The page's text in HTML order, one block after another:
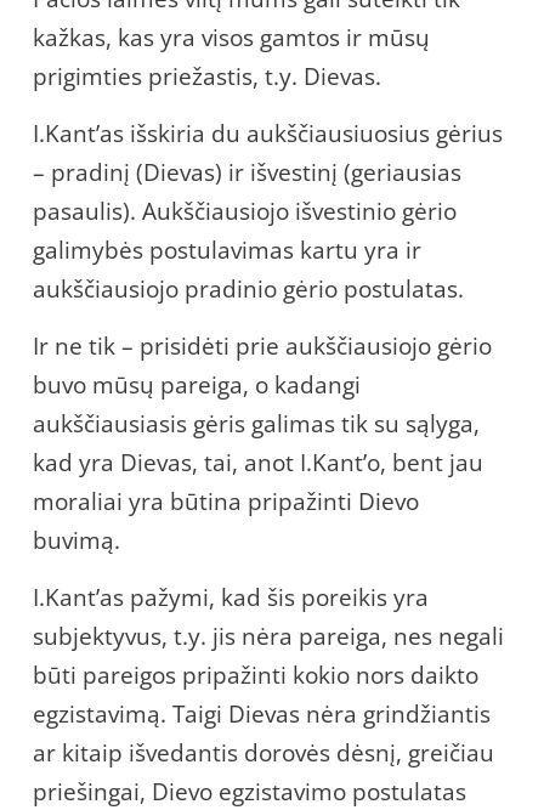
kažkas, kas yra visos gamtos ir mūsų
prigimties priežastis, t.y. Dievas.
I.Kant’as išskiria du aukščiausiuosius gėrius
– pradinį (Dievas) ir išvestinį (geriausias
pasaulis). Aukščiausiojo išvestinio gėrio
galimybės postulavimas kartu yra ir
aukščiausiojo pradinio gėrio postulatas.
Ir ne tik – prisidėti prie aukščiausiojo gėrio
buvo mūsų pareiga, o kadangi
aukščiausiasis gėris galimas tik su sąlyga,
kad yra Dievas, tai, anot I.Kant’o, bent jau
moraliai yra būtina pripažinti Dievo
buvimą.
I.Kant’as pažymi, kad šis poreikis yra
subjektyvus, t.y. jis nėra pareiga, nes negali
būti pareigos pripažinti kokio nors daikto
egzistavimą. Taigi Dievas nėra grindžiantis
ar kitaip išvedantis dorovės dėsnį, greičiau
priešingai, Dievo egzistavimo postulatas